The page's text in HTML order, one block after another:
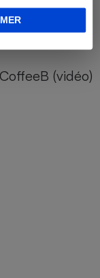
(vidéo)